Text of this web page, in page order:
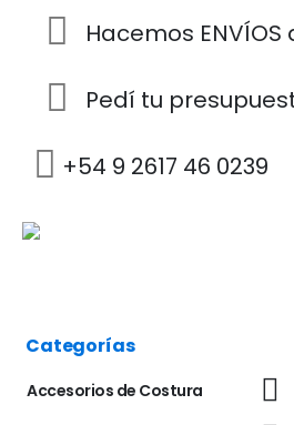
Hacemos ENVÍOS
Pedí tu
+54 9 2617 46 0239
Categorías
Accesorios de Costura